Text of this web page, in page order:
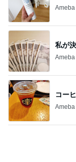
Ameba
私が
Ameba
コー
Ameba